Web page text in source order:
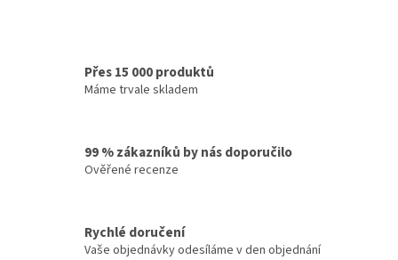
Přes 15 000 produktů
Máme trvale skladem
99 % zákazníků by nás doporučilo
Ověřené recenze
Rychlé doručení
Vaše objednávky odesíláme v den objednání